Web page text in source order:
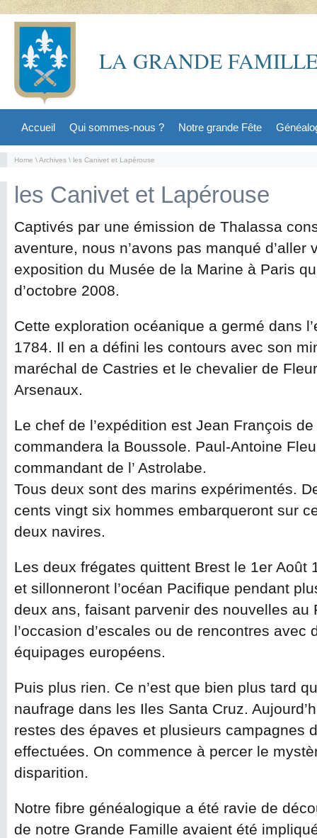
LA GRANDE
Accueil Qui sommes-nous ? Notre grande Fête
Home \Archives \ les Canivet et Lapérouse
les Canivet et Lapérouse
Captivés par une émission de Thalassa
aventure, nous n’avons pas manqué d’aller
exposition du Musée de la Marine à Paris
d’octobre 2008.
Cette exploration océanique a germé dans
1784. Il en a défini les contours avec son
maréchal de Castries et le chevalier de
Arsenaux.
Le chef de l’expédition est Jean François
commandera la Boussole. Paul-Antoine
commandant de l’ Astrolabe.
Tous deux sont des marins expérimentés.
cents vingt six hommes embarqueront sur
deux navires.
Les deux frégates quittent Brest le 1er Août
et sillonneront l’océan Pacifique pendant
deux ans, faisant parvenir des nouvelles au
l’occasion d’escales ou de rencontres avec
équipages européens.
Puis plus rien. Ce n’est que bien plus tard
naufrage dans les Iles Santa Cruz.
restes des épaves et plusieurs campagnes
effectuées. On commence à percer le
disparition.
Notre fibre généalogique a été ravie de
de notre Grande Famille avaient été